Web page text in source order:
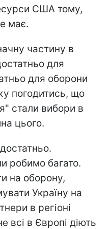
США тому,
має.
частину в
для
для оборони
погодитись, що
стали вибори в
цього.
робимо багато.
на оборону,
Україну на
в регіоні
всі в Європі діють